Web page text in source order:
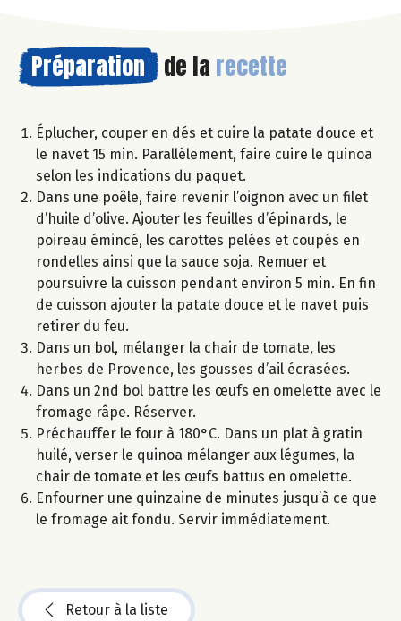
Préparation de la recette
Éplucher, couper en dés et cuire la patate douce et
le navet 15 min. Parallèlement, faire cuire le quinoa
selon les indications du paquet.
Dans une poêle, faire revenir l’oignon avec un filet
d’huile d’olive. Ajouter les feuilles d’épinards, le
poireau émincé, les carottes pelées et coupés en
rondelles ainsi que la sauce soja. Remuer et
poursuivre la cuisson pendant environ 5 min. En fin
de cuisson ajouter la patate douce et le navet puis
retirer du feu.
Dans un bol, mélanger la chair de tomate, les
herbes de Provence, les gousses d’ail écrasées.
Dans un 2nd bol battre les œufs en omelette avec le
fromage râpe. Réserver.
Préchauffer le four à 180°C. Dans un plat à gratin
huilé, verser le quinoa mélanger aux légumes, la
chair de tomate et les œufs battus en omelette.
Enfourner une quinzaine de minutes jusqu’à ce que
le fromage ait fondu. Servir immédiatement.
Retour à la liste